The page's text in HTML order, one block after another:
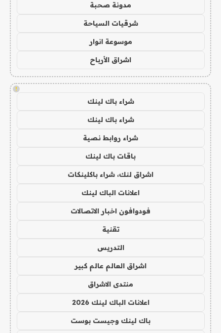
مدونة صحبة
شرقيات السياحة
موسوعة انوار
اشراق الأرباح
!
شراء باك لينك
شراء باك لينك
شراء روابط نصية
باقات باك لينك
اشراق لنك، شراء باكلينكات
اعلانات الباك لينك
فودوافون اخبار الاتصالات
تقنية
التدريس
اشراق العالم عالم كبير
منتدى الاشراق
اعلانات الباك لينك 2026
باك لينك وجيست بوست